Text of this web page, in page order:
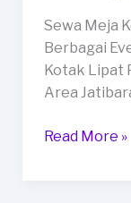
Sewa Meja
Berbagai
Kotak Lipat
Area
Sewa
Read More »